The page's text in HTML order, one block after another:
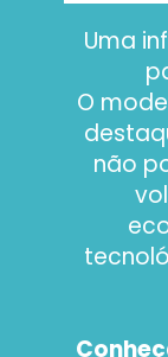
Uma
O
não